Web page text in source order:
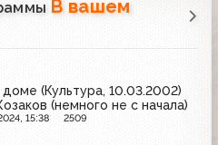
В вашем
(Культура, 10.03.2002)
(немного не с начала)
15:38 2509